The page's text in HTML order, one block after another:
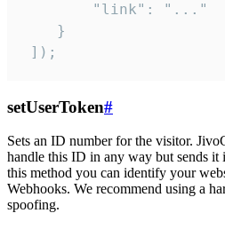
        "link": "..."
    }
]);
setUserToken#
Sets an ID number for the visitor.
handle this ID in any way but sends it
this method you can identify your
Webhooks. We recommend using a
spoofing.